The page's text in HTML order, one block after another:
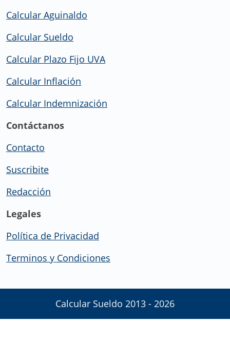
Calcular Aguinaldo
Calcular Sueldo
Calcular Plazo Fijo UVA
Calcular Inflación
Calcular Indemnización
Contáctanos
Contacto
Suscribite
Redacción
Legales
Política de Privacidad
Terminos y Condiciones
Calcular Sueldo 2013 - 2026